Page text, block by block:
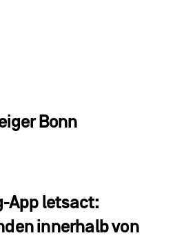
Bonn
App letsact:
innerhalb von